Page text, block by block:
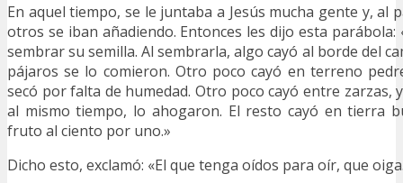
En aquel tiempo, se le juntaba a Jesús mucha gente y, al
otros se iban añadiendo. Entonces les dijo esta parábola:
sembrar su semilla. Al sembrarla, algo cayó al borde del
pájaros se lo comieron. Otro poco cayó en terreno
secó por falta de humedad. Otro poco cayó entre zarzas,
al mismo tiempo, lo ahogaron. El resto cayó en tierra
fruto al ciento por uno.»
Dicho esto, exclamó: «El que tenga oídos para oír, que